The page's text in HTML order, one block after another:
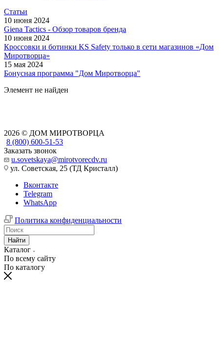
Статьи
10 июня 2024
Giena Tactics - Обзор товаров бренда
10 июня 2024
Кроссовки и ботинки KS Safety только в сети магазинов «Дом
Миротворца»
15 мая 2024
Бонусная программа "Дом Миротворца"
Элемент не найден
2026 © ДОМ МИРОТВОРЦА
8 (800) 600-51-53
Заказать звонок
u.sovetskaya@mirotvorecdv.ru
ул. Советская, 25 (ТД Кристалл)
Вконтакте
Telegram
WhatsApp
Политика конфиденциальности
Найти
Каталог
По всему сайту
По каталогу